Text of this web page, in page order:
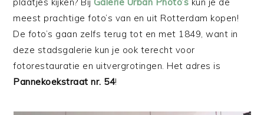
meest prachtige foto’s van en uit Rotterdam kopen!
De foto’s gaan zelfs terug tot en met 1849, want in
deze stadsgalerie kun je ook terecht voor
fotorestauratie en uitvergrotingen. Het adres is
Pannekoekstraat nr. 54!